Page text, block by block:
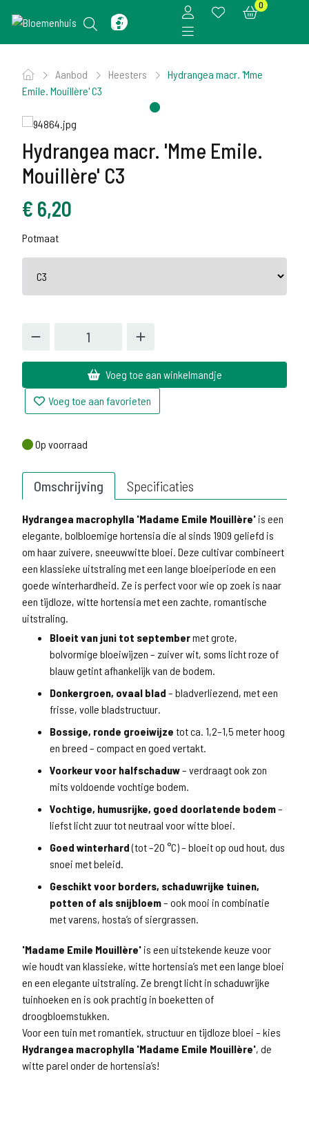
0
Aanbod Heesters
Hydrangea macr. 'Mme
Emile. Mouillère' C3
Hydrangea macr. 'Mme Emile.
Mouillère' C3
€ 6,20
Potmaat
Voeg toe aan winkelmandje
Voeg toe aan favorieten
Op voorraad
Op voorraad
Omschrijving Specificaties
Hydrangea macrophylla 'Madame Emile Mouillère' is een
elegante, bolbloemige hortensia die al sinds 1909 geliefd is
om haar zuivere, sneeuwwitte bloei. Deze cultivar combineert
een klassieke uitstraling met een lange bloeiperiode en een
goede winterhardheid. Ze is perfect voor wie op zoek is naar
een tijdloze, witte hortensia met een zachte, romantische
uitstraling.
Bloeit van juni tot septembermet grote,
bolvormige bloeiwijzen – zuiver wit, soms licht roze of
blauw getint afhankelijk van de bodem.
Donkergroen, ovaal blad – bladverliezend, met een
frisse, volle bladstructuur.
Bossige, ronde groeiwijze tot ca. 1,2–1,5 meter hoog
en breed – compact en goed vertakt.
Voorkeur voor halfschaduw– verdraagt ook zon
mits voldoende vochtige bodem.
Vochtige, humusrijke, goed doorlatende bodem–
liefst licht zuur tot neutraal voor witte bloei.
Goed winterhard(tot –20 °C) – bloeit op oud hout, dus
snoei met beleid.
Geschikt voor borders, schaduwrijke tuinen,
potten of als snijbloem– ook mooi in combinatie
met varens, hosta’s of siergrassen.
'Madame Emile Mouillère' is een uitstekende keuze voor
wie houdt van klassieke, witte hortensia’s met een lange bloei
en een elegante uitstraling. Ze brengt licht in schaduwrijke
tuinhoeken en is ook prachtig in boeketten of
droogbloemstukken.
Voor een tuin met romantiek, structuur en tijdloze bloei – kies
Hydrangea macrophylla 'Madame Emile Mouillère', de
witte parel onder de hortensia’s!